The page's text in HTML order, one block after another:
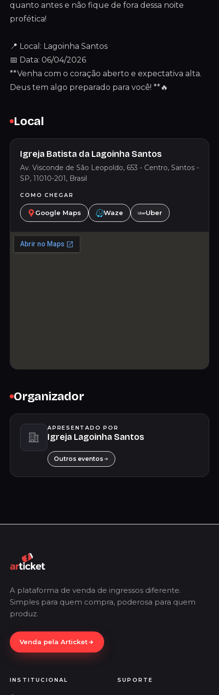
quanto antes e não fique de fora dessa noite
profética!
📍 Local: Lagoinha Santos
📅 Data: 06/04/2026
**Venha com o coração aberto e expectativa alta.
Deus tem algo preparado para você! **🔥
Local
Igreja Batista da Lagoinha Santos
Av. Visconde de São Leopoldo, 653 - Centro, Santos -
SP, 11010-201, Brasil
COMO CHEGAR
Google Maps Waze Uber
Organizador
APRESENTADO POR
Igreja Lagoinha Santos
Outros eventos
A plataforma de venda de ingressos diferente.
Simples para quem compra, poderosa para quem
produz.
Venda pela Articket
INSTITUCIONAL SUPORTE